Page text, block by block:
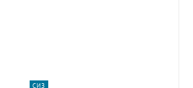
СИЗ